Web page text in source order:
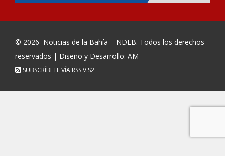
© 2026 Noticias de la Bahía – NDLB. Todos los derechos
reservados | Diseño y Desarrollo: AM
SUBSCRÍBETE VÍA RSSV.S2